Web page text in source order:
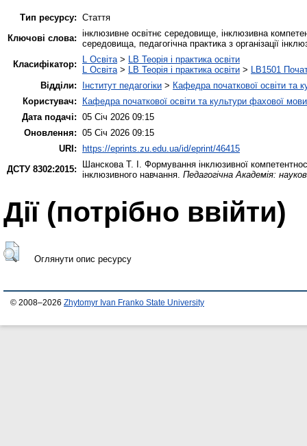
Тип ресурсу: Стаття
Ключові слова: інклюзивне освітнє середовище, інклюзивна
середовища, педагогічна практика з організації
Класифікатор:
L Освіта > LB Теорія і практика освіти
L Освіта > LB Теорія і практика освіти > LB1501
Відділи:
Інститут педагогіки > Кафедра початкової освіти та
Користувач:
Кафедра початкової освіти та культури фахової мови
Дата подачі: 05 Січ 2026 09:15
Оновлення: 05 Січ 2026 09:15
URI: https://eprints.zu.edu.ua/id/eprint/46415
ДСТУ 8302:2015:
Шанскова Т. І. Формування інклюзивної
інклюзивного навчання. Педагогічна Академія:
Дії ​​(потрібно ввійти)
Оглянути опис ресурсу
© 2008–2026 Zhytomyr Ivan Franko State University